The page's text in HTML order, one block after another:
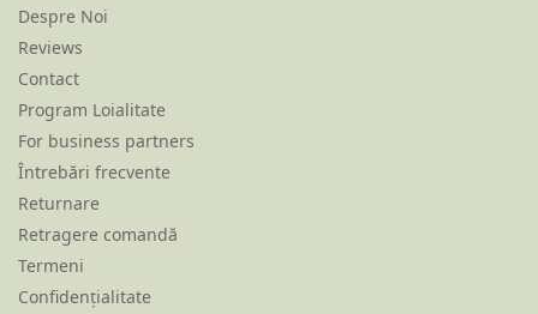
Despre Noi
Reviews
Contact
Program Loialitate
For business partners
Întrebări frecvente
Returnare
Retragere comandă
Termeni
Confidențialitate